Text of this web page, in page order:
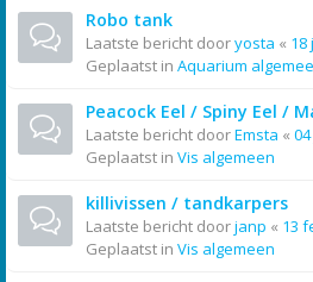
Robo tank
Laatste bericht dooryosta « 18
Geplaatst in Aquarium
Peacock Eel / Spiny Eel /
Laatste bericht doorEmsta «
Geplaatst in Vis algemeen
killivissen / tandkarpers
Laatste bericht doorjanp « 13
Geplaatst in Vis algemeen